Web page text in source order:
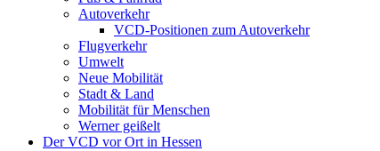
Autoverkehr
VCD-Positionen zum Autoverkehr
Flugverkehr
Umwelt
Neue Mobilität
Stadt & Land
Mobilität für Menschen
Werner geißelt
Der VCD vor Ort in Hessen